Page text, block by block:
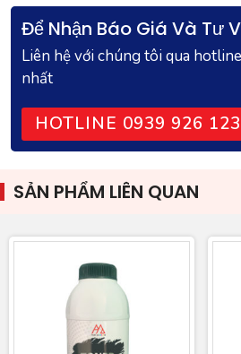
Để Nhận Báo Giá Và Tư
Liên hệ với chúng tôi qua
nhất
HOTLINE 0939 926 123
SẢN PHẨM LIÊN QUAN